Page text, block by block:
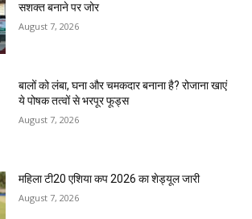
सशक्त बनाने पर जोर
August 7, 2026
बालों को लंबा, घना और चमकदार बनाना है? रोजाना खाएं
ये पोषक तत्वों से भरपूर फूड्स
August 7, 2026
महिला टी20 एशिया कप 2026 का शेड्यूल जारी
August 7, 2026